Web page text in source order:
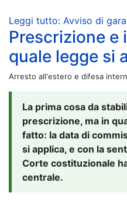
Leggi tutto: Avviso di
Prescrizione e
quale legge si
Arresto all'estero e difesa
La prima cosa da
prescrizione, ma in
fatto: la data di
si applica, e con la
Corte costituzionale
centrale.